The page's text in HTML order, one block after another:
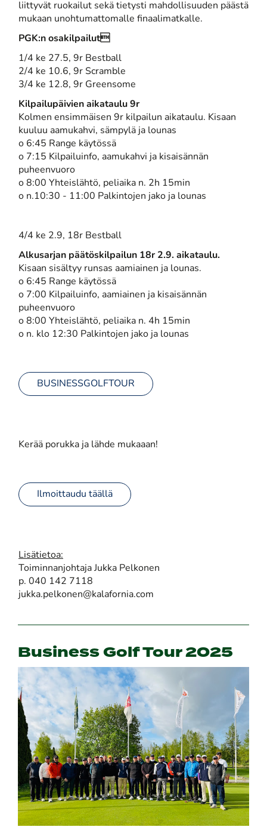
liittyvät ruokailut sekä tietysti mahdollisuuden päästä
mukaan unohtumattomalle finaalimatkalle.
PGK:n osakilpailut
1/4 ke 27.5, 9r Bestball
2/4 ke 10.6, 9r Scramble
3/4 ke 12.8, 9r Greensome
Kilpailupäivien aikataulu 9r
Kolmen ensimmäisen 9r kilpailun aikataulu. Kisaan
kuuluu aamukahvi, sämpylä ja lounas
o 6:45 Range käytössä
o 7:15 Kilpailuinfo, aamukahvi ja kisaisännän
puheenvuoro
o 8:00 Yhteislähtö, peliaika n. 2h 15min
o n.10:30 - 11:00 Palkintojen jako ja lounas
4/4 ke 2.9, 18r Bestball
Alkusarjan päätöskilpailun 18r 2.9. aikataulu.
Kisaan sisältyy runsas aamiainen ja lounas.
o 6:45 Range käytössä
o 7:00 Kilpailuinfo, aamiainen ja kisaisännän
puheenvuoro
o 8:00 Yhteislähtö, peliaika n. 4h 15min
o n. klo 12:30 Palkintojen jako ja lounas
BUSINESSGOLFTOUR
Kerää porukka ja lähde mukaaan!
Ilmoittaudu täällä
Lisätietoa:
Toiminnanjohtaja Jukka Pelkonen
p. 040 142 7118
jukka.pelkonen@kalafornia.com
Business Golf Tour 2025